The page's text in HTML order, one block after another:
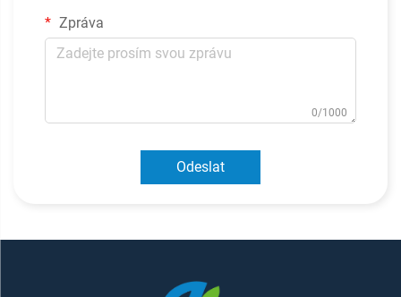
Zpráva
0/1000
Odeslat